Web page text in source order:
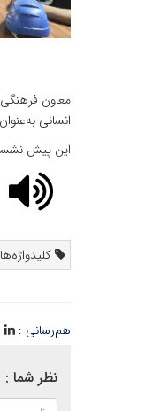
معاون
انسانی
این پیش نشست
هم‌رسانی :
نظر شما :